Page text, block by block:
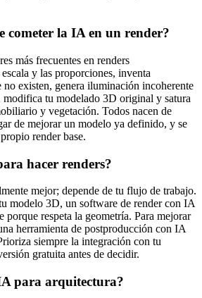
cometer la IA en un render?
más frecuentes en renders
y las proporciones, inventa
no existen, genera iluminación incoherente
modifica tu modelado 3D original y satura
y vegetación. Todos nacen de
de mejorar un modelo ya definido, y se
render base.
hacer renders?
mejor; depende de tu flujo de trabajo.
modelo 3D, un software de render con IA
porque respeta la geometría. Para mejorar
herramienta de postproducción con IA
siempre la integración con tu
gratuita antes de decidir.
para arquitectura?